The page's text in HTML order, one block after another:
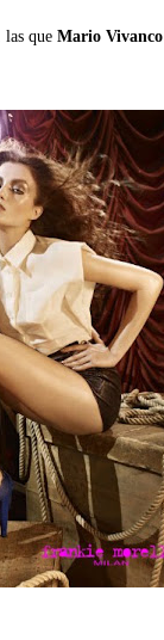
las queMario Vivanco